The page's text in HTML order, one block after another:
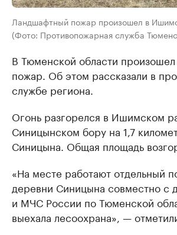
Ландшафтный пожар произошел в
(Фото: Противопожарная служба
В Тюменской области
пожар. Об этом рассказали в
службе региона.
Огонь разгорелся в Ишимском
Синицынском бору на 1,7
Синицына. Общая площадь
«На месте работают отдельный
деревни Синицына совместно с
и МЧС России по Тюменской
выехала лесоохрана», —